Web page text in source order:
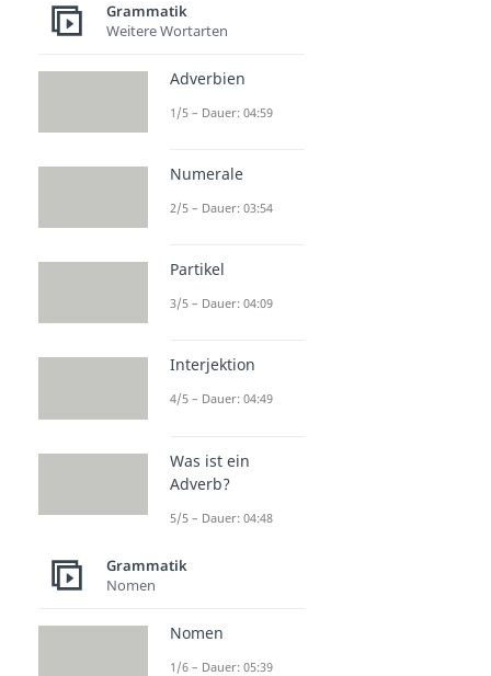
Grammatik
Weitere Wortarten
Adverbien
1/5 – Dauer: 04:59
Numerale
2/5 – Dauer: 03:54
Partikel
3/5 – Dauer: 04:09
Interjektion
4/5 – Dauer: 04:49
Was ist ein
Adverb?
5/5 – Dauer: 04:48
Grammatik
Nomen
Nomen
1/6 – Dauer: 05:39